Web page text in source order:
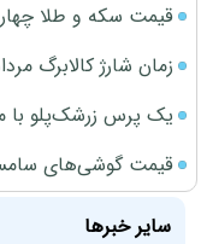
قیمت سکه و طلا چهارشنبه 14
زمان شارژ کالابرگ مرداد ۱۴۰۵ تغییر
یک پرس زرشک‌پلو با
قیمت گوشی‌های سامسونگ
سایر خبرها